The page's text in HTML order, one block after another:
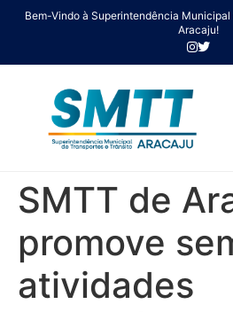
Bem-Vindo à Superintendência
Aracaju!
SMTT de
promove
atividades